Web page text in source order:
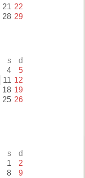
21 22
28 29
s d
4 5
11 12
18 19
25 26
s d
1 2
8 9